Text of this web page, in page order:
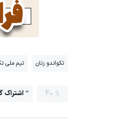
تکواندو زنان تیم ملی
40 اشتراک